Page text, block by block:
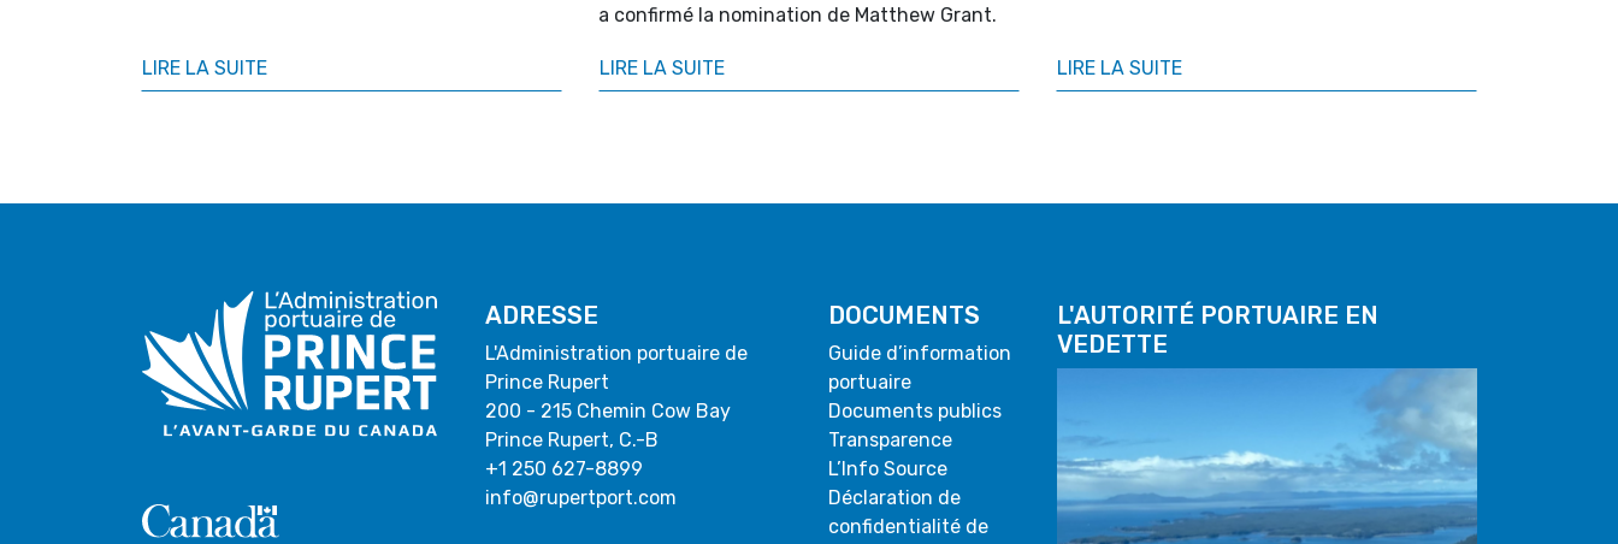
LIRE LA SUITE
a confirmé la nomination de Matthew Grant.
LIRE LA SUITE LIRE LA SUITE
ADRESSE
L'Administration portuaire de
Prince Rupert
200 - 215 Chemin Cow Bay
Prince Rupert, C.-B
+1 250 627-8899
info@rupertport.com
DOCUMENTS
Guide d’information
portuaire
Documents publics
Transparence
L’Info Source
Déclaration de
confidentialité de
L'AUTORITÉ PORTUAIRE EN
VEDETTE